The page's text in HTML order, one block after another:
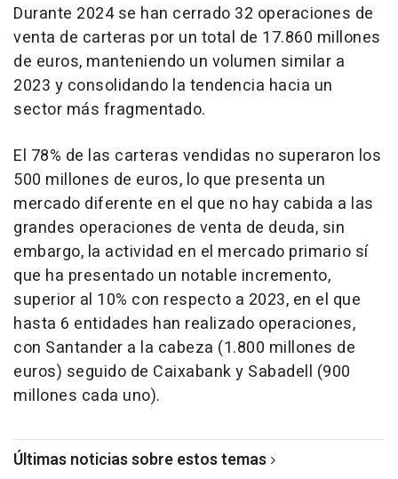
Durante 2024 se han cerrado 32 operaciones de
venta de carteras por un total de 17.860 millones
de euros, manteniendo un volumen similar a
2023 y consolidando la tendencia hacia un
sector más fragmentado.
El 78% de las carteras vendidas no superaron los
500 millones de euros, lo que presenta un
mercado diferente en el que no hay cabida a las
grandes operaciones de venta de deuda, sin
embargo, la actividad en el mercado primario sí
que ha presentado un notable incremento,
superior al 10% con respecto a 2023, en el que
hasta 6 entidades han realizado operaciones,
con Santander a la cabeza (1.800 millones de
euros) seguido de Caixabank y Sabadell (900
millones cada uno).
Últimas noticias sobre estos temas